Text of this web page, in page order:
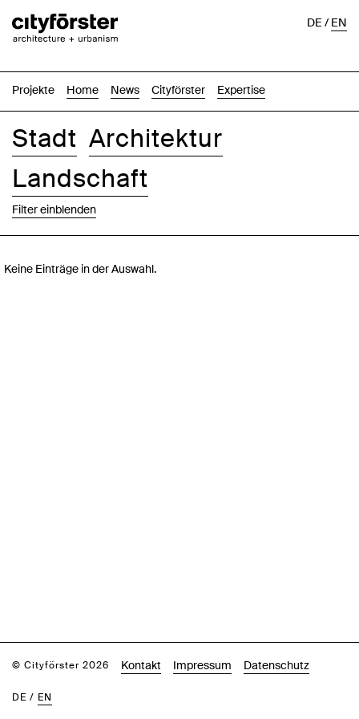
Projekte Home News Cityförster Expertise
DE/EN
Stadt Architektur
Landschaft
Filter einblenden
Keine Einträge in der Auswahl.
© Cityförster 2026 Kontakt Impressum Datenschutz
DE / EN